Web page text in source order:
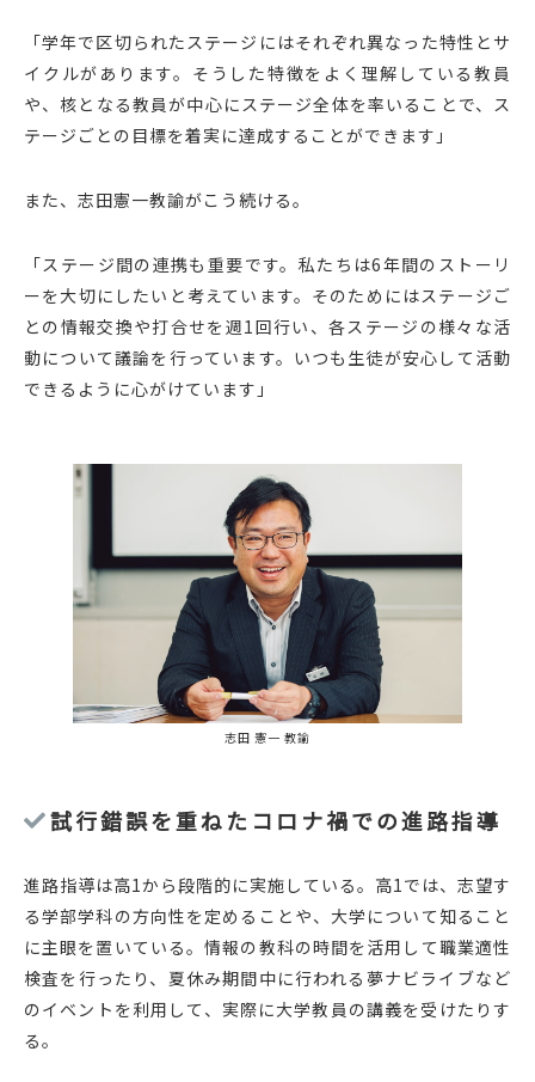
「学年で区切られたステージにはそれぞれ異なった特性とサ
イクルがあります。そうした特徴をよく理解している教員
や、核となる教員が中心にステージ全体を率いることで、ス
テージごとの目標を着実に達成することができます」
また、志田憲一教諭がこう続ける。
「ステージ間の連携も重要です。私たちは6年間のストーリ
ーを大切にしたいと考えています。そのためにはステージご
との情報交換や打合せを週1回行い、各ステージの様々な活
動について議論を行っています。いつも生徒が安心して活動
できるように心がけています」
志田 憲一 教諭
試行錯誤を重ねたコロナ禍での進路指導
進路指導は高1から段階的に実施している。高1では、志望す
る学部学科の方向性を定めることや、大学について知ること
に主眼を置いている。情報の教科の時間を活用して職業適性
検査を行ったり、夏休み期間中に行われる夢ナビライブなど
のイベントを利用して、実際に大学教員の講義を受けたりす
る。